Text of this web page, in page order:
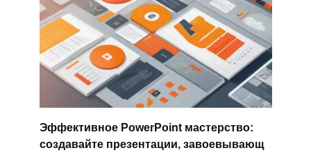
Эффективное PowerPoint мастерство:
создавайте презентации, завоевывающ